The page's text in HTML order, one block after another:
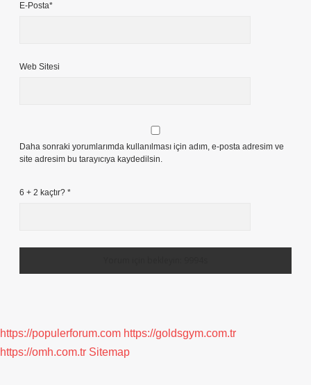
E-Posta*
Web Sitesi
Daha sonraki yorumlarımda kullanılması için adım, e-posta adresim ve
site adresim bu tarayıcıya kaydedilsin.
6 + 2 kaçtır? *
https://populerforum.com https://goldsgym.com.tr
https://omh.com.tr Sitemap